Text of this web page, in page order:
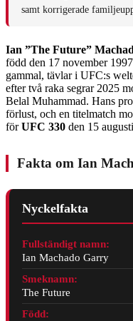
samt korrigerade
Ian ”The Future”
född den 17 november
gammal, tävlar i UFC:s
efter två raka segrar 2025
Belal Muhammad. Hans
förlust, och en titelmatch
förUFC 330 den 15
Fakta om Ian
Nyckelfakta
Fullständigt namn:
Ian Machado Garry
Smeknamn:
The Future
Född: